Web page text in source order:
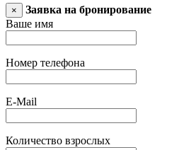
×
Заявка на бронирование
Ваше имя
Номер телефона
E-Mail
Количество взрослых